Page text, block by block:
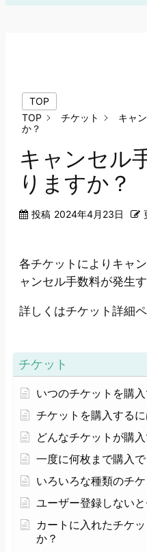
チケット
いつのチケットを購
チケットを購入する
どんなチケットが購
一度に何枚まで購入
いろいろな種類のチ
ユーザー登録しない
カートに入れたチケ
か？
TOP
TOP
チケット
キャ
か？
キャンセル
りますか？
投稿 2024年4月23日
各チケットによりキャ
ャンセル手数料が発生
詳しくはチケット詳細